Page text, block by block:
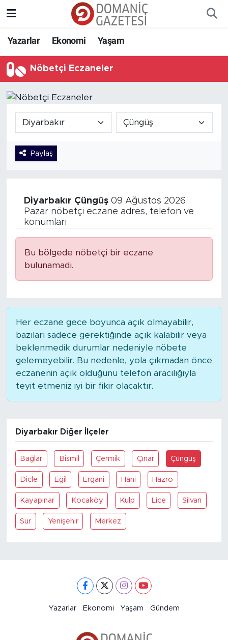
Yazarlar Ekonomi Yaşam
Nöbetçi Eczaneler
Paylaş
Diyarbakır Çüngüş09 Ağustos 2026
Pazar nöbetçi eczane adres, telefon ve
konumları
Bu bölgede nöbetçi bir eczane
bulunamadı.
Her eczane gece boyunca açık olmayabilir,
bazıları sadece gerektiğinde açık kalabilir veya
beklenmedik durumlar nedeniyle nöbete
gelemeyebilir. Bu nedenle, yola çıkmadan önce
eczanenin açık olduğunu telefon aracılığıyla
teyit etmeniz iyi bir fikir olacaktır.
Diyarbakır Diğer İlçeler
Bağlar Bismil Çermik Çınar Çüngüş
Dicle Eğil Ergani Hani Hazro
Kayapınar Kocaköy Kulp Lice Silvan
Sur Yenişehir Merkez
Yazarlar Ekonomi Yaşam Gündem